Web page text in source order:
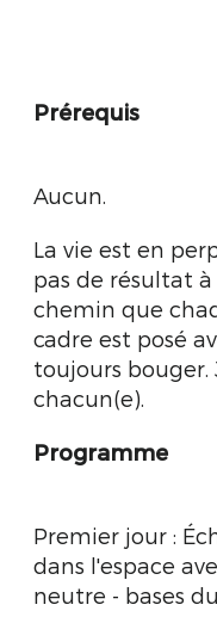
Prérequis
Aucun.
La vie est en
pas de résultat
chemin que
cadre est posé
toujours
chacun(e).
Programme
Premier jour :
dans l'espace
neutre - bases